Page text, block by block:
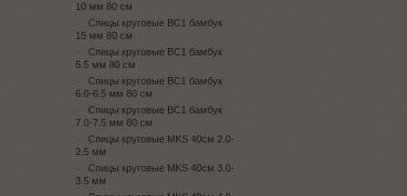
10 мм 80 см
Спицы круговые BC1 бамбук
15 мм 80 см
Спицы круговые BC1 бамбук
5.5 мм 80 см
Спицы круговые BC1 бамбук
6.0-6.5 мм 80 см
Спицы круговые BC1 бамбук
7.0-7.5 мм 80 см
Спицы круговые MKS 40см 2.0-
2.5 мм
Спицы круговые MKS 40см 3.0-
3.5 мм